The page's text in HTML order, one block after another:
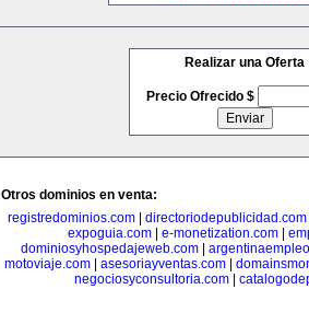
Realizar una Oferta
Precio Ofrecido $
Otros dominios en venta:
registredominios.com| directoriodepublicidad.com
expoguia.com| e-monetization.com|
dominiosyhospedajeweb.com
motoviaje.com
asesoriayventas.com
negociosyconsultoria.com|